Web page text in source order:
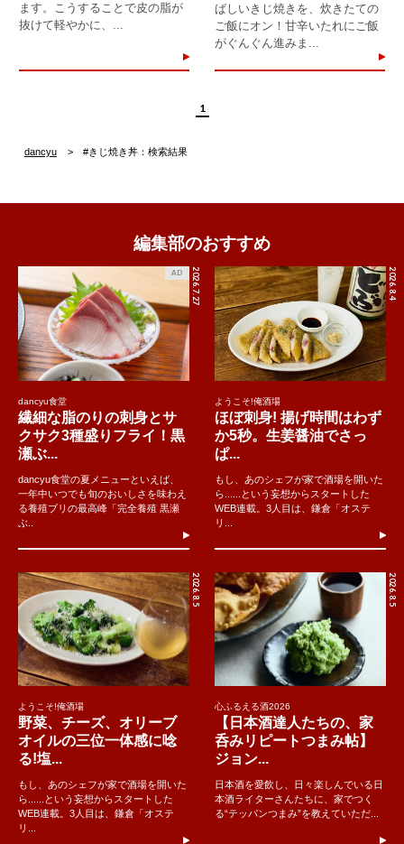
ます。こうすることで皮の脂が
抜けて軽やかに、...
ばしいきじ焼きを、炊きたての
ご飯にオン！甘辛いたれにご飯
がぐんぐん進みま...
1
dancyu #きじ焼き丼：検索結果
編集部のおすすめ
2026.7.27
AD
dancyu食堂
繊細な脂のりの刺身とサ
クサク3種盛りフライ！黒
瀬ぶ...
dancyu食堂の夏メニューといえば、
一年中いつでも旬のおいしさを味わえ
る養殖ブリの最高峰「完全養殖 黒瀬
ぶ..
2026.8.4
ようこそ!俺酒場
ほぼ刺身! 揚げ時間はわず
か5秒。生姜醤油でさっ
ぱ...
もし、あのシェフが家で酒場を開いた
ら......という妄想からスタートした
WEB連載。3人目は、鎌倉「オステ
リ...
2026.8.5
ようこそ!俺酒場
野菜、チーズ、オリーブ
オイルの三位一体感に唸
る!塩...
もし、あのシェフが家で酒場を開いた
ら......という妄想からスタートした
WEB連載。3人目は、鎌倉「オステ
リ...
2026.8.5
心ふるえる酒2026
【日本酒達人たちの、家
呑みリピートつまみ帖】
ジョン...
日本酒を愛飲し、日々楽しんでいる日
本酒ライターさんたちに、家でつく
る“テッパンつまみ”を教えていただ...